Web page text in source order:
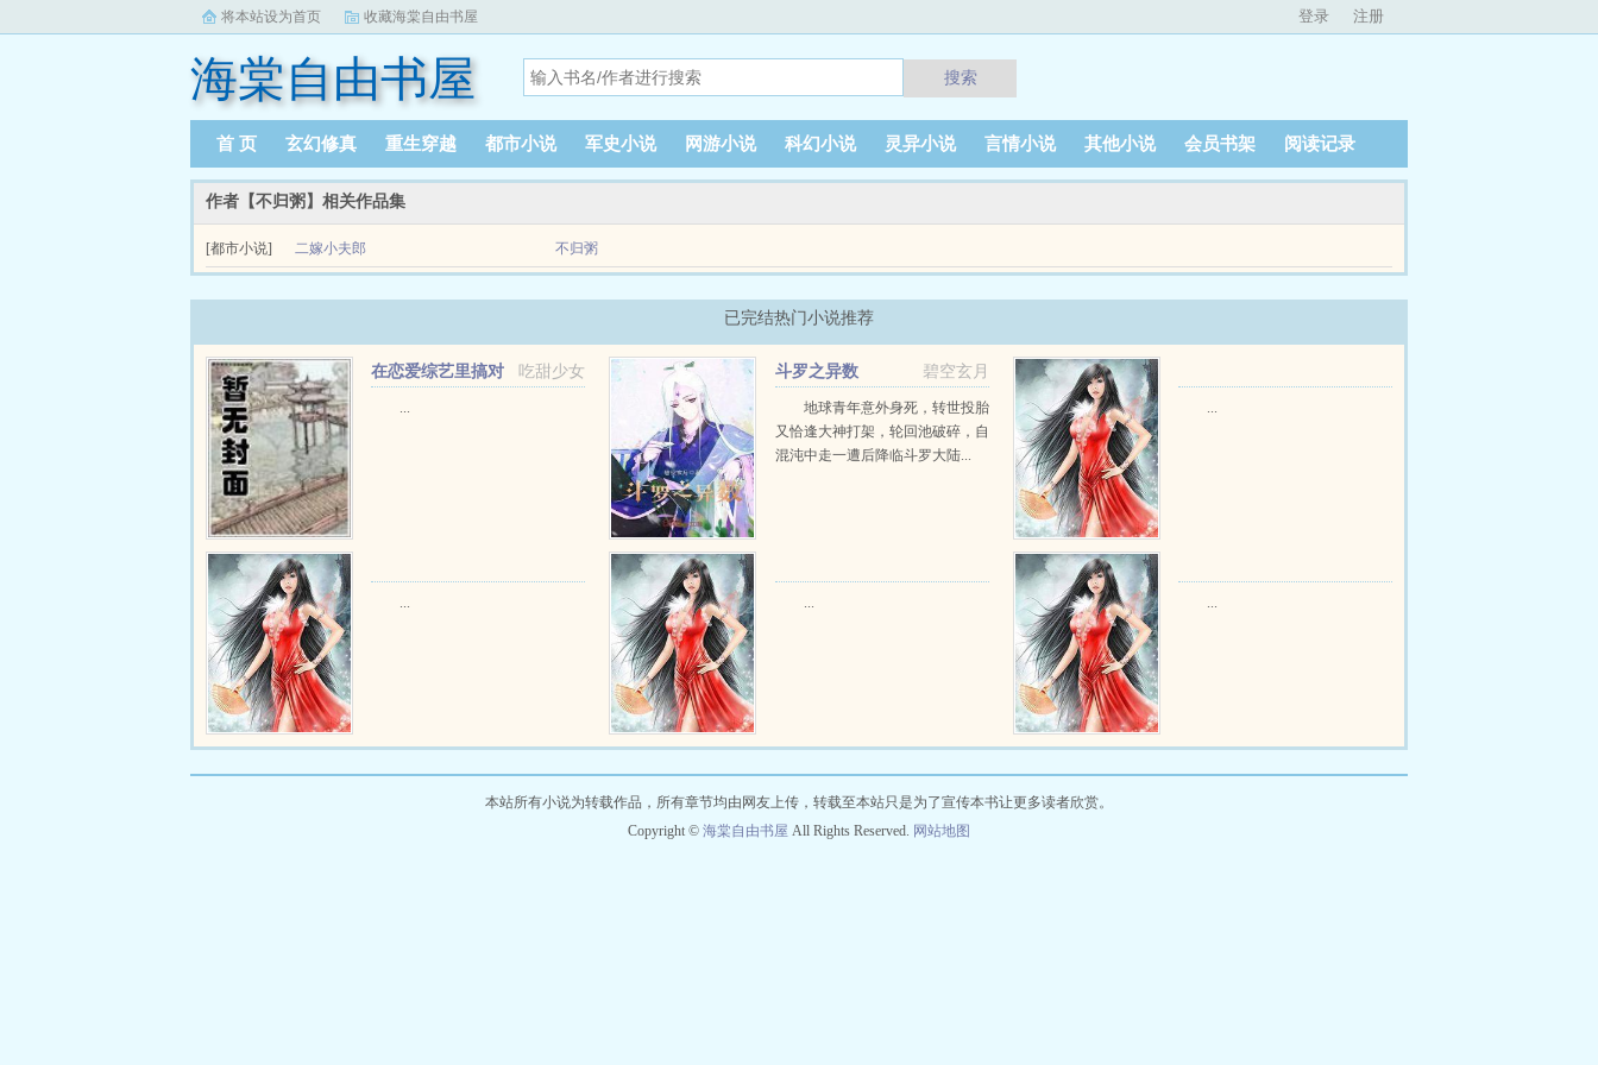
将本站设为首页 收藏海棠自由书屋 登录 注册
海棠自由书屋 搜索
首 页 玄幻修真 重生穿越 都市小说 军史小说 网游小说 科幻小说 灵异小说 言情小说 其他小说 会员书架 阅读记录
作者【不归粥】相关作品集
[都市小说] 二嫁小夫郎 不归粥
已完结热门小说推荐
吃甜少女
在恋爱综艺里搞对
...
碧空玄月
斗罗之异数
地球青年意外身死，转世投胎
又恰逢大神打架，轮回池破碎，自
混沌中走一遭后降临斗罗大陆...
...
... ... ...
本站所有小说为转载作品，所有章节均由网友上传，转载至本站只是为了宣传本书让更多读者欣赏。
Copyright © 海棠自由书屋 All Rights Reserved. 网站地图